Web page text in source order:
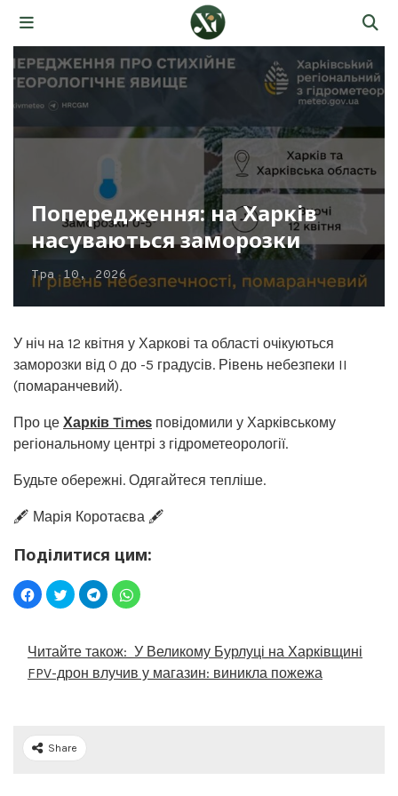
Попередження: на Харків
насуваються заморозки
Тра 10, 2026
У ніч на 12 квітня у Харкові та області очікуються
заморозки від 0 до -5 градусів. Рівень небезпеки II
(помаранчевий).
Про це Харків Times повідомили у Харківському
регіональному центрі з гідрометеорології.
Будьте обережні. Одягайтеся тепліше.
🖋️ Марія Коротаєва 🖋️
Поділитися цим:
Читайте також: У Великому Бурлуці на Харківщині
FPV-дрон влучив у магазин: виникла пожежа
Share